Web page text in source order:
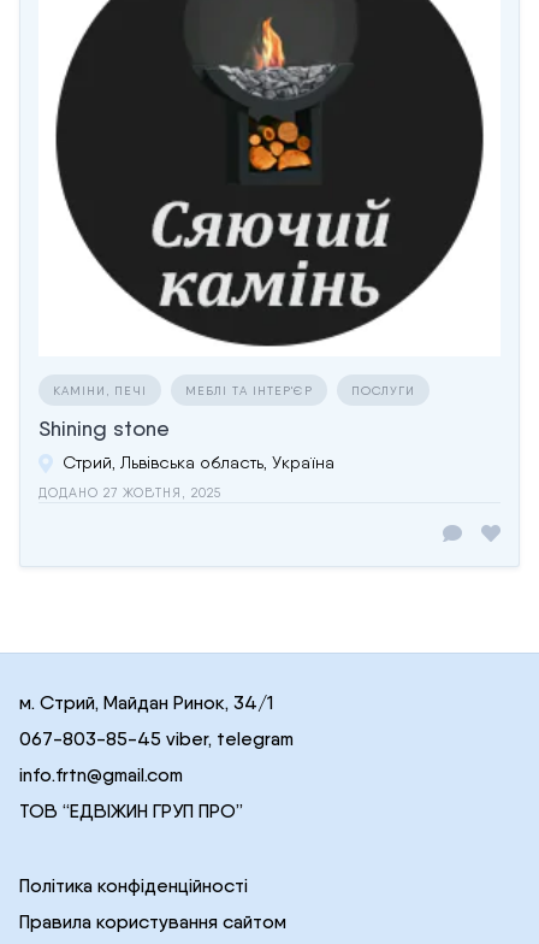
КАМІНИ, ПЕЧІ МЕБЛІ ТА ІНТЕР'ЄР ПОСЛУГИ
Shining stone
Стрий, Львівська область, Україна
ДОДАНО 27 ЖОВТНЯ, 2025
м. Стрий, Майдан Ринок, 34/1
067-803-85-45 viber, telegram
info.frtn@gmail.com
ТОВ “ЕДВІЖИН ГРУП ПРО”
Політика конфіденційності
Правила користування сайтом